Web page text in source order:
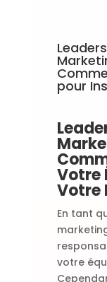
pour
Votre
Votre
En tant
votre